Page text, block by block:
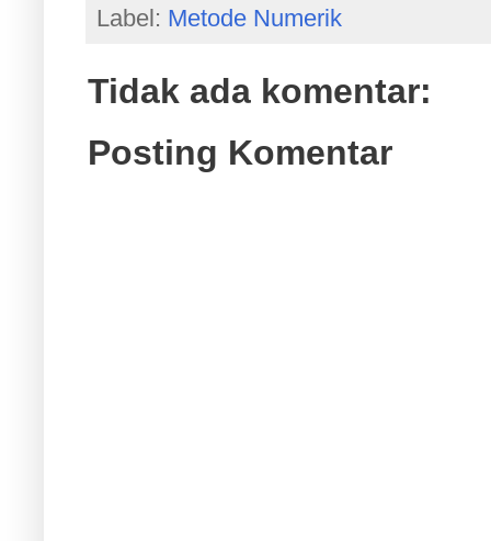
Label: Metode Numerik
Tidak ada komentar:
Posting Komentar